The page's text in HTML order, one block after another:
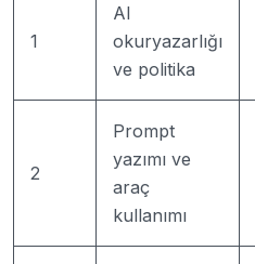
1
AI
okuryazarlığı
ve politika
2
Prompt
yazımı ve
araç
kullanımı